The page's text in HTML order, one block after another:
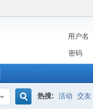
用户名
密码
热搜: 活动 交友